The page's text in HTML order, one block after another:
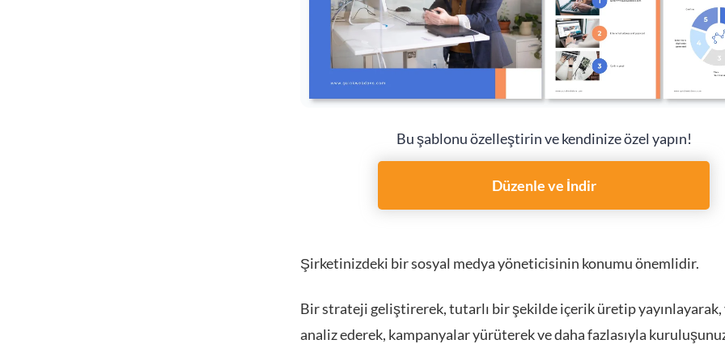
Bu şablonu özelleştirin ve kendinize özel yapın!
Düzenle ve İndir
Şirketinizdeki bir sosyal medya yöneticisinin konumu önemlidir.
Bir strateji geliştirerek, tutarlı bir şekilde içerik üretip
analiz ederek, kampanyalar yürüterek ve daha fazlasıyla